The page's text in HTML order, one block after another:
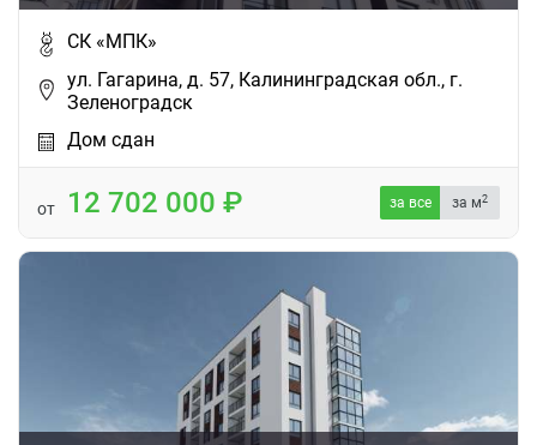
СК «МПК»
ул. Гагарина, д. 57, Калининградская обл., г.
Зеленоградск
Дом сдан
от 12 702 000 за все за м2